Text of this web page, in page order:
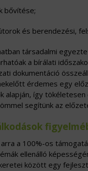
bővítése;
és berendezési,
társadalmi
a bírálati
dokumentáció
érdemes egy
alapján, így
segítünk az
a 100%-os
ellenálló
között egy